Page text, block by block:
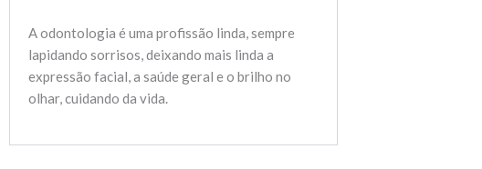
A odontologia é uma profissão linda, sempre
lapidando sorrisos, deixando mais linda a
expressão facial, a saúde geral e o brilho no
olhar, cuidando da vida.